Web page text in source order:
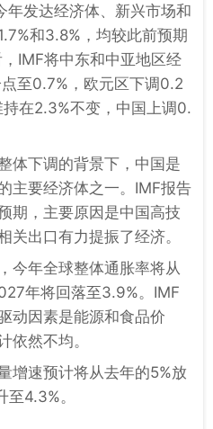
年发达经济体、新兴市场和
和3.8%，均较此前预期
IMF将中东和中亚地区经
至0.7%，欧元区下调0.2
在2.3%不变，中国上调0.
体下调的背景下，中国是
主要经济体之一。IMF报告
期，主要原因是中国高技
关出口有力提振了经济。
今年全球整体通胀率将从
年将回落至3.9%。IMF
动因素是能源和食品价
依然不均。
增速预计将从去年的5%放
4.3%。